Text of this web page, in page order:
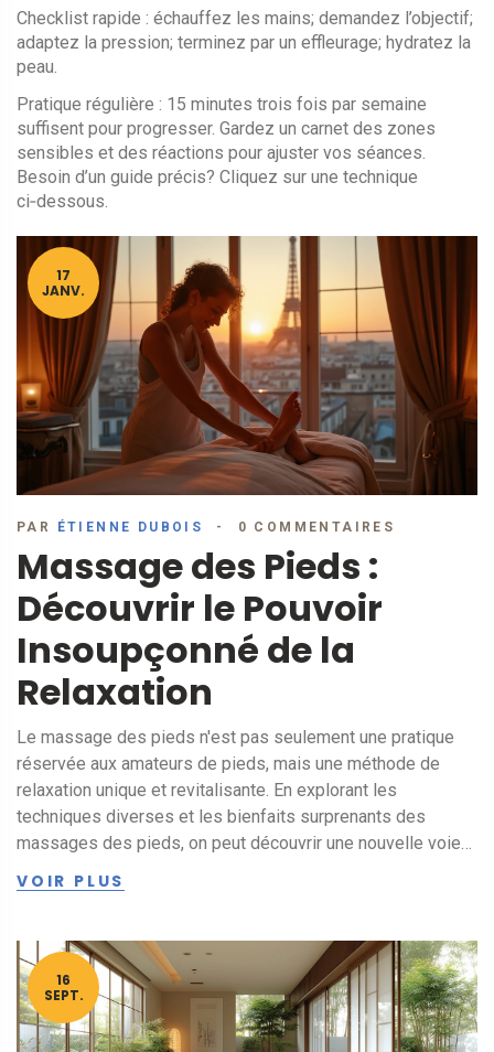
Checklist rapide : échauffez les mains; demandez l’objectif;
adaptez la pression; terminez par un effleurage; hydratez la
peau.
Pratique régulière : 15 minutes trois fois par semaine
suffisent pour progresser. Gardez un carnet des zones
sensibles et des réactions pour ajuster vos séances.
Besoin d’un guide précis? Cliquez sur une technique
ci‑dessous.
17
JANV.
PAR ÉTIENNE DUBOIS 0 COMMENTAIRES
Massage des Pieds :
Découvrir le Pouvoir
Insoupçonné de la
Relaxation
Le massage des pieds n'est pas seulement une pratique
réservée aux amateurs de pieds, mais une méthode de
relaxation unique et revitalisante. En explorant les
techniques diverses et les bienfaits surprenants des
massages des pieds, on peut découvrir une nouvelle voie
massage offre d'incroyables avantages qui vont bien au-
pratique peut améliorer votre qualité de vie et vous offrir un
moment d'évasion intime et apaisant.
VOIR PLUS
16
SEPT.